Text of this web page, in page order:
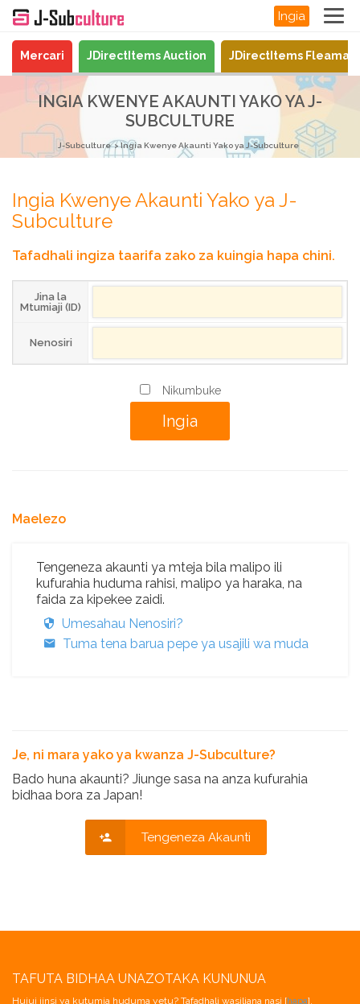
Ingia
Mercari JDirectItems Auction JDirectItems
INGIA KWENYE AKAUNTI YAKO YA J-
SUBCULTURE
J-Subculture Ingia Kwenye Akaunti Yako ya J-Subculture
Ingia Kwenye Akaunti Yako ya J-
Subculture
Tafadhali ingiza taarifa zako za kuingia hapa chini.
Jina la
Mtumiaji (ID)
Nenosiri
Nikumbuke
Maelezo
Tengeneza akaunti ya mteja bila malipo ili
kufurahia huduma rahisi, malipo ya haraka, na
faida za kipekee zaidi.
Umesahau Nenosiri?
Tuma tena barua pepe ya usajili wa muda
Je, ni mara yako ya kwanza J-Subculture?
Bado huna akaunti? Jiunge sasa na anza kufurahia
bidhaa bora za Japan!
Tengeneza Akaunti
TAFUTA BIDHAA UNAZOTAKA KUNUNUA
Hujui jinsi ya kutumia huduma yetu? Tafadhali wasiliana nasi [hapa].